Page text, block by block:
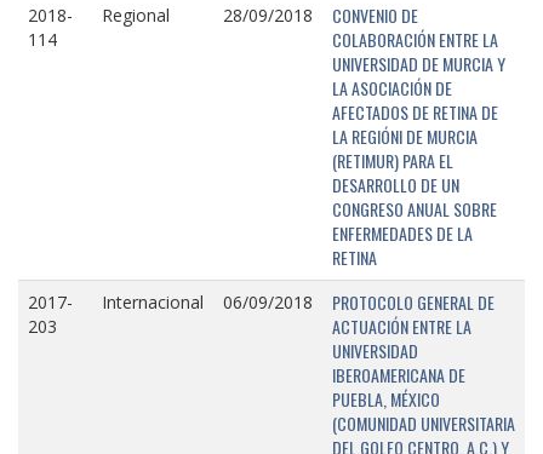
2018-
114
Regional 28/09/2018
CONVENIO DE
COLABORACIÓN ENTRE LA
UNIVERSIDAD DE MURCIA Y
LA ASOCIACIÓN DE
AFECTADOS DE RETINA DE
LA REGIÓNI DE MURCIA
(RETIMUR) PARA EL
DESARROLLO DE UN
CONGRESO ANUAL SOBRE
ENFERMEDADES DE LA
RETINA
2017-
203
Internacional 06/09/2018
PROTOCOLO GENERAL DE
ACTUACIÓN ENTRE LA
UNIVERSIDAD
IBEROAMERICANA DE
PUEBLA, MÉXICO
(COMUNIDAD UNIVERSITARIA
DEL GOLFO CENTRO, A.C.) Y